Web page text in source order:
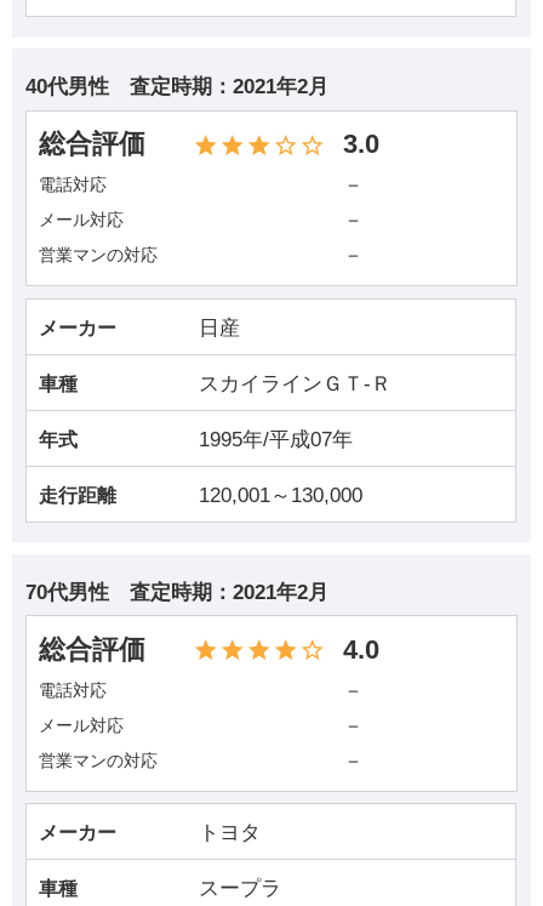
40代男性 査定時期： 2021年2月
総合評価 3.0
電話対応 －
メール対応 －
営業マンの対応 －
メーカー 日産
車種 スカイラインＧＴ‐Ｒ
年式 1995年/平成07年
走行距離 120,001～130,000
70代男性 査定時期： 2021年2月
総合評価 4.0
電話対応 －
メール対応 －
営業マンの対応 －
メーカー トヨタ
車種 スープラ